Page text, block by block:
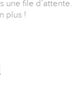
une file d’attente.
plus !